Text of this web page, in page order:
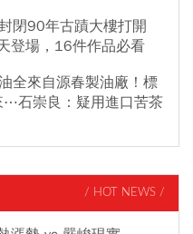
閉90年古蹟大樓打開
登場，16件作品必看
全來自源春製油廠！標
⋯石崇良：疑用進口苦茶
/ HOT NEWS /